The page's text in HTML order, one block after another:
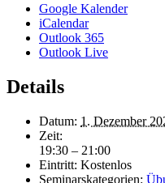
Google Kalender
iCalendar
Outlook 365
Outlook Live
Details
Datum: 1. Dezember
Zeit:
19:30 – 21:00
Eintritt: Kostenlos
Seminarskategorien: